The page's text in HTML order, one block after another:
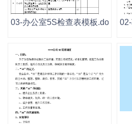
03-办公室5S检查表模板.doc